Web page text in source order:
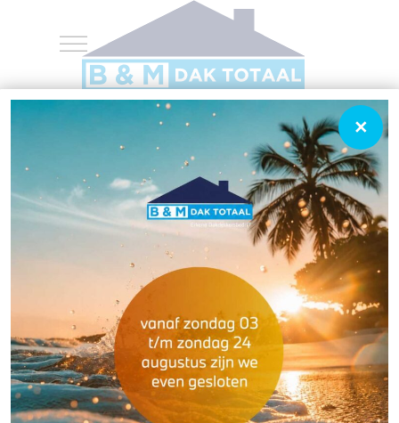
SEDUMDAK
OOSTERHOUT
Sedumdak Oosterhout: Een Sedumdak
mag zich verheugen in een
toenemende belangstelling. Deze
ontwikkeling past bij de eveneens
groeiende belangstelling voor
duurzaamheid; een groendak gaat
twee keer zo lang mee dan een
×